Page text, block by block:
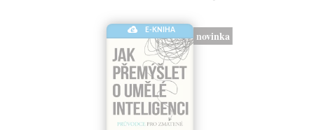
E-KNIHA novinka